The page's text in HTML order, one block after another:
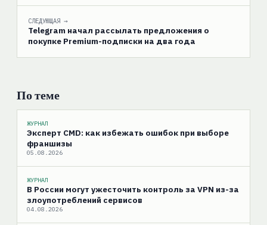
СЛЕДУЮЩАЯ →
Telegram начал рассылать предложения о
покупке Premium-подписки на два года
По теме
ЖУРНАЛ
Эксперт CMD: как избежать ошибок при выборе
франшизы
05.08.2026
ЖУРНАЛ
В России могут ужесточить контроль за VPN из-за
злоупотреблений сервисов
04.08.2026